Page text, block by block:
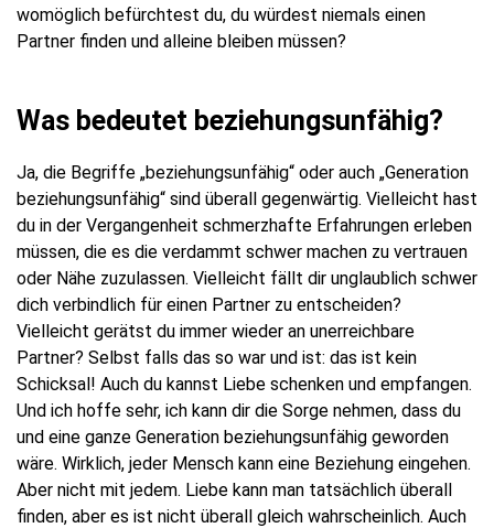
womöglich befürchtest du, du würdest niemals einen
Partner finden und alleine bleiben müssen?
Was bedeutet beziehungsunfähig?
Ja, die Begriffe „beziehungsunfähig“ oder auch „Generation
beziehungsunfähig“ sind überall gegenwärtig. Vielleicht hast
du in der Vergangenheit schmerzhafte Erfahrungen erleben
müssen, die es die verdammt schwer machen zu vertrauen
oder Nähe zuzulassen. Vielleicht fällt dir unglaublich schwer
dich verbindlich für einen Partner zu entscheiden?
Vielleicht gerätst du immer wieder an unerreichbare
Partner? Selbst falls das so war und ist: das ist kein
Schicksal! Auch du kannst Liebe schenken und empfangen.
Und ich hoffe sehr, ich kann dir die Sorge nehmen, dass du
und eine ganze Generation beziehungsunfähig geworden
wäre. Wirklich, jeder Mensch kann eine Beziehung eingehen.
Aber nicht mit jedem. Liebe kann man tatsächlich überall
finden, aber es ist nicht überall gleich wahrscheinlich. Auch